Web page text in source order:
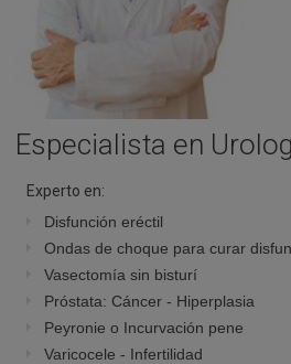
Especialista en
Experto en:
Disfunción eréctil
Ondas de choque para curar
Vasectomía sin bisturí
Próstata: Cáncer - Hiperplasia
Peyronie o Incurvación pene
Varicocele - Infertilidad